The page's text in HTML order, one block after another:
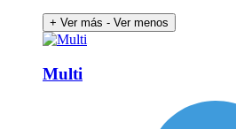
+ Ver más - Ver menos
Multi